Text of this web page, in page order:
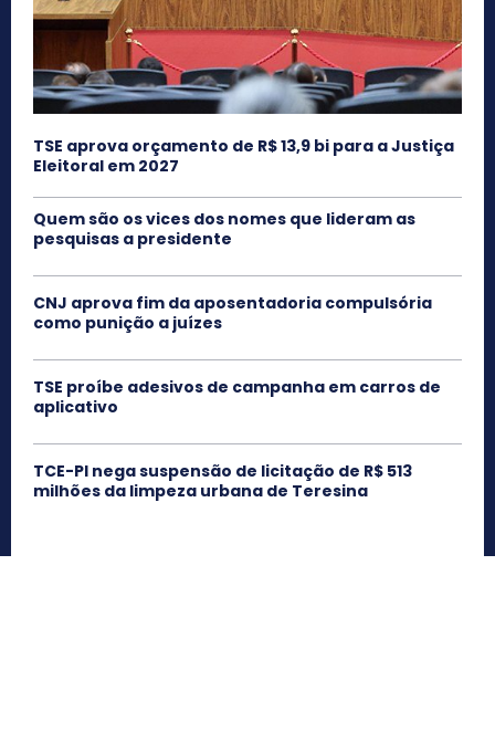
TSE aprova orçamento de R$ 13,9 bi para a Justiça
Eleitoral em 2027
Quem são os vices dos nomes que lideram as
pesquisas a presidente
CNJ aprova fim da aposentadoria compulsória
como punição a juízes
TSE proíbe adesivos de campanha em carros de
aplicativo
TCE-PI nega suspensão de licitação de R$ 513
milhões da limpeza urbana de Teresina